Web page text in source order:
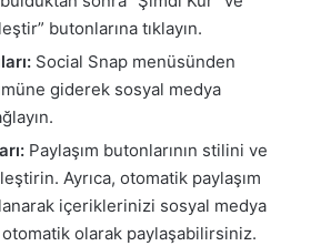
butonlarına tıklayın.
Social Snap menüsünden
giderek sosyal medya
Paylaşım butonlarının stilini ve
Ayrıca, otomatik paylaşım
içeriklerinizi sosyal medya
olarak paylaşabilirsiniz.